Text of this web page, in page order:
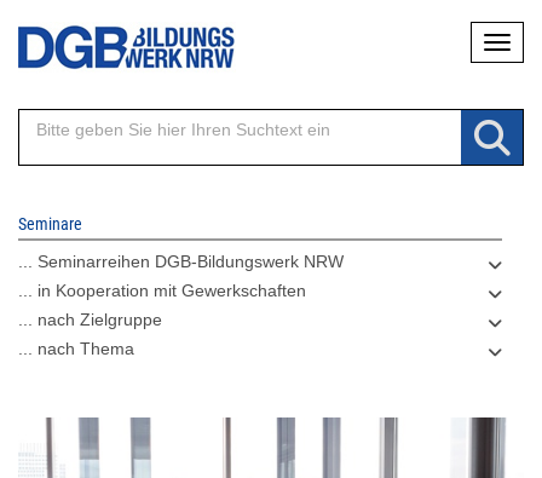
Direkt
Inhalt
Seminare
... Seminarreihen DGB-Bildungswerk NRW
... in Kooperation mit Gewerkschaften
... nach Zielgruppe
... nach Thema